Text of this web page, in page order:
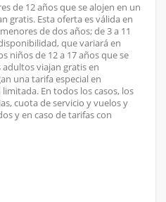
de 12 años que se alojen en un
gratis. Esta oferta es válida en
de dos años; de 3 a 11
que variará en
niños de 12 a 17 años que se
viajan gratis en
una tarifa especial en
En todos los casos, los
cuota de servicio y vuelos y
y en caso de tarifas con